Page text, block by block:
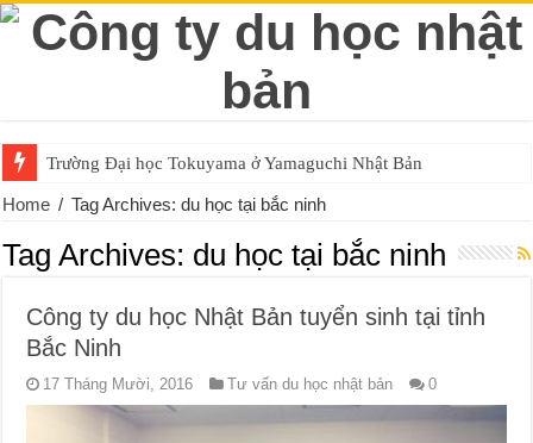
Trường Đại học Tokuyama ở Yamaguchi Nhật Bản
Home / Tag Archives: du học tại bắc ninh
Tag Archives: du học tại bắc ninh
Công ty du học Nhật Bản tuyển sinh tại tỉnh
Bắc Ninh
17 Tháng Mười, 2016 Tư vấn du học nhật bản 0